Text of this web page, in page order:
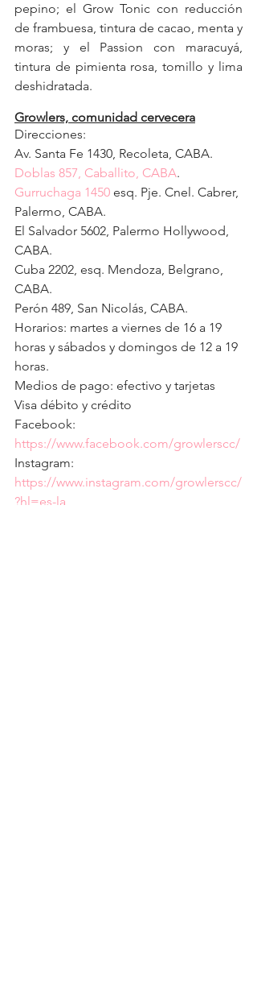
pepino; el Grow Tonic con reducción
de frambuesa, tintura de cacao, menta y
moras; y el Passion con maracuyá,
tintura de pimienta rosa, tomillo y lima
deshidratada.
Growlers, comunidad cervecera
Direcciones:
Av. Santa Fe 1430, Recoleta, CABA.
Doblas 857, Caballito, CABA.
Gurruchaga 1450 esq. Pje. Cnel. Cabrer,
Palermo, CABA.
El Salvador 5602, Palermo Hollywood,
CABA.
Cuba 2202, esq. Mendoza, Belgrano,
CABA.
Perón 489, San Nicolás, CABA.
Horarios: martes a viernes de 16 a 19
horas y sábados y domingos de 12 a 19
horas.
Medios de pago: efectivo y tarjetas
Visa débito y crédito
Facebook:
https://www.facebook.com/growlerscc/
https://www.instagram.com/growlerscc/
?hl=es-la